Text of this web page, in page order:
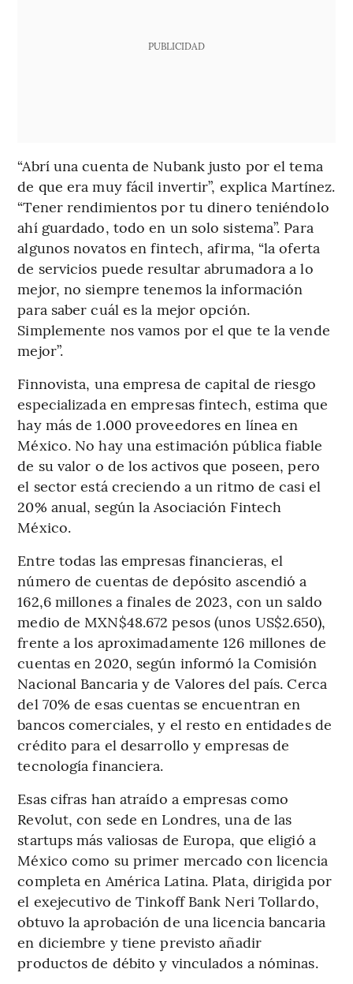
PUBLICIDAD
“Abrí una cuenta de Nubank justo por el tema
de que era muy fácil invertir”, explica Martínez.
“Tener rendimientos por tu dinero teniéndolo
ahí guardado, todo en un solo sistema”. Para
algunos novatos en fintech, afirma, “la oferta
de servicios puede resultar abrumadora a lo
mejor, no siempre tenemos la información
para saber cuál es la mejor opción.
Simplemente nos vamos por el que te la vende
mejor”.
Finnovista, una empresa de capital de riesgo
especializada en empresas fintech, estima que
hay más de 1.000 proveedores en línea en
México. No hay una estimación pública fiable
de su valor o de los activos que poseen, pero
el sector está creciendo a un ritmo de casi el
20% anual, según la Asociación Fintech
México.
Entre todas las empresas financieras, el
número de cuentas de depósito ascendió a
162,6 millones a finales de 2023, con un saldo
medio de MXN$48.672 pesos (unos US$2.650),
frente a los aproximadamente 126 millones de
cuentas en 2020, según informó la Comisión
Nacional Bancaria y de Valores del país. Cerca
del 70% de esas cuentas se encuentran en
bancos comerciales, y el resto en entidades de
crédito para el desarrollo y empresas de
tecnología financiera.
Esas cifras han atraído a empresas como
Revolut, con sede en Londres, una de las
startups más valiosas de Europa, que eligió a
México como su primer mercado con licencia
completa en América Latina. Plata, dirigida por
el exejecutivo de Tinkoff Bank Neri Tollardo,
obtuvo la aprobación de una licencia bancaria
en diciembre y tiene previsto añadir
productos de débito y vinculados a nóminas.